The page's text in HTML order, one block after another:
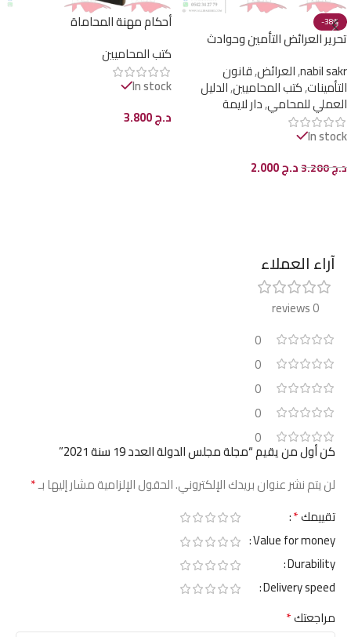
-38%
تحرير العرائض التأمين وحوادث
للمحامي )
nabil sakr
,العرائض,قانون
التأمينات,كتب المحاميين,الدليل
العملي للمحامي,دار لايمة
In stock
د.ج3.200 د.ج
أحكام مهنة المحاماة
كتب المحاميين
In stock
د.ج
آراء العملاء
0 reviews
0
0
0
0
0
كن أول من يقيم “مجلة مجلس الدولة العدد 19 سنة 2021”
لن يتم نشر عنوان بريدك الإلكتروني.الحقول الإلزامية مشار إليها بـ*
تقييمك*
Value for money
Durability
Delivery speed
مراجعتك*